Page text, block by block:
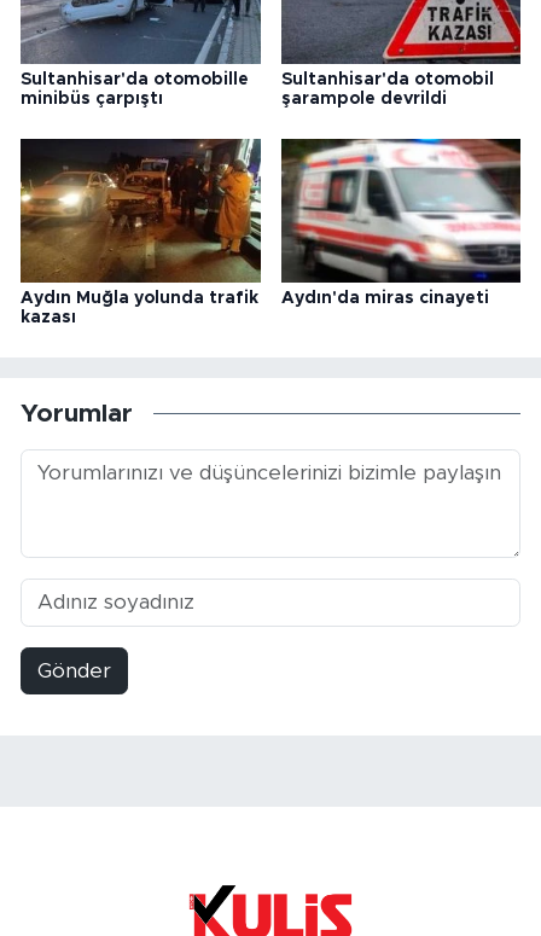
Sultanhisar'da otomobille
minibüs çarpıştı
Sultanhisar'da otomobil
şarampole devrildi
Aydın Muğla yolunda trafik
kazası
Aydın'da miras cinayeti
Yorumlar
Gönder